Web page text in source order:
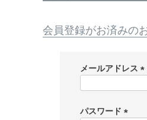
会員登録がお済みの
メールアドレス
パスワード